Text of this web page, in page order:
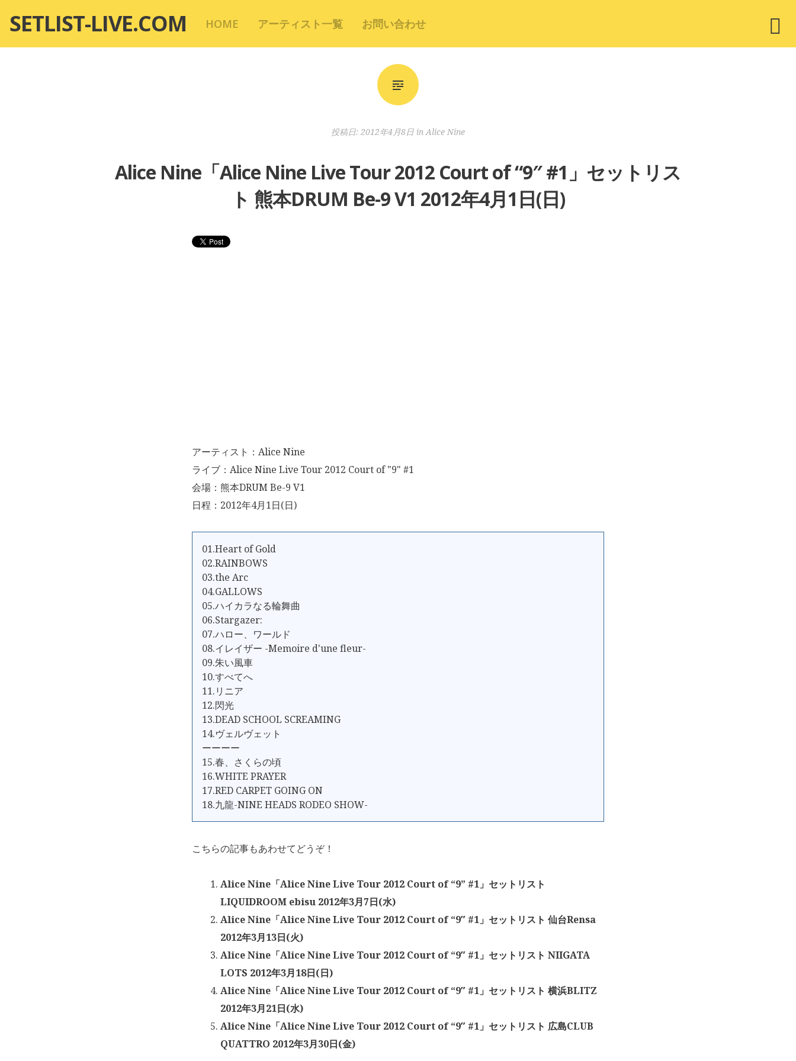
テ
SETLIST-LIVE.COM HOME アーティスト一覧 お問い合わせ
投稿日: 2012年4月8日 inAlice Nine
Alice Nine「Alice Nine Live Tour 2012 Court of “9″ #1」セットリス
ト 熊本DRUM Be-9 V1 2012年4月1日(日)
アーティスト：Alice Nine
ライブ：Alice Nine Live Tour 2012 Court of "9" #1
会場：熊本DRUM Be-9 V1
日程：2012年4月1日(日)
01.Heart of Gold
02.RAINBOWS
03.the Arc
04.GALLOWS
05.ハイカラなる輪舞曲
06.Stargazer:
07.ハロー、ワールド
08.イレイザー -Memoire d'une fleur-
09.朱い風車
10.すべてへ
11.リニア
12.閃光
13.DEAD SCHOOL SCREAMING
14.ヴェルヴェット
ーーーー
15.春、さくらの頃
16.WHITE PRAYER
17.RED CARPET GOING ON
18.九龍-NINE HEADS RODEO SHOW-
こちらの記事もあわせてどうぞ！
Alice Nine「Alice Nine Live Tour 2012 Court of “9” #1」セットリスト
LIQUIDROOM ebisu 2012年3月7日(水)
Alice Nine「Alice Nine Live Tour 2012 Court of “9″ #1」セットリスト 仙台Rensa
2012年3月13日(火)
Alice Nine「Alice Nine Live Tour 2012 Court of “9″ #1」セットリスト NIIGATA
LOTS 2012年3月18日(日)
Alice Nine「Alice Nine Live Tour 2012 Court of “9″ #1」セットリスト 横浜BLITZ
2012年3月21日(水)
Alice Nine「Alice Nine Live Tour 2012 Court of “9″ #1」セットリスト 広島CLUB
QUATTRO 2012年3月30日(金)